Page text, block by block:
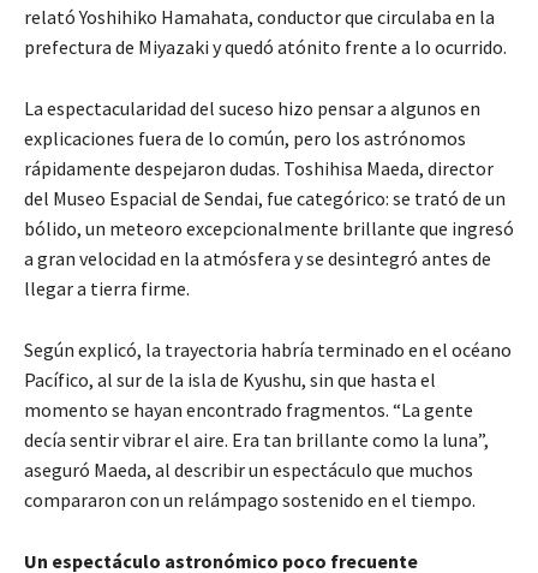
relató Yoshihiko Hamahata, conductor que circulaba en la
prefectura de Miyazaki y quedó atónito frente a lo ocurrido.
La espectacularidad del suceso hizo pensar a algunos en
explicaciones fuera de lo común, pero los astrónomos
rápidamente despejaron dudas. Toshihisa Maeda, director
del Museo Espacial de Sendai, fue categórico: se trató de un
bólido, un meteoro excepcionalmente brillante que ingresó
a gran velocidad en la atmósfera y se desintegró antes de
llegar a tierra firme.
Según explicó, la trayectoria habría terminado en el océano
Pacífico, al sur de la isla de Kyushu, sin que hasta el
momento se hayan encontrado fragmentos. “La gente
decía sentir vibrar el aire. Era tan brillante como la luna”,
aseguró Maeda, al describir un espectáculo que muchos
compararon con un relámpago sostenido en el tiempo.
Un espectáculo astronómico poco frecuente